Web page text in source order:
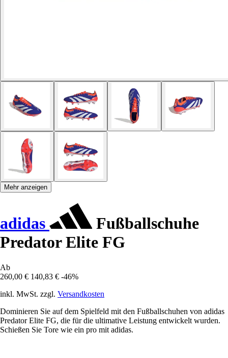
Mehr anzeigen
adidas
Fußballschuhe
Predator Elite FG
Ab
260,00 € 140,83 € -46%
inkl. MwSt. zzgl. Versandkosten
Dominieren Sie auf dem Spielfeld mit den Fußballschuhen von adidas
Predator Elite FG, die für die ultimative Leistung entwickelt wurden.
Schießen Sie Tore wie ein pro mit adidas.